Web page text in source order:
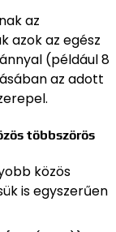
az
azok az egész
(például 8
az adott
többszörös
közös
is egyszerűen